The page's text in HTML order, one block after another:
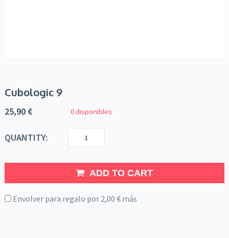
Cubologic 9
25,90 € 0 disponibles
QUANTITY:
ADD TO CART
Envolver para regalo por 2,00 €más